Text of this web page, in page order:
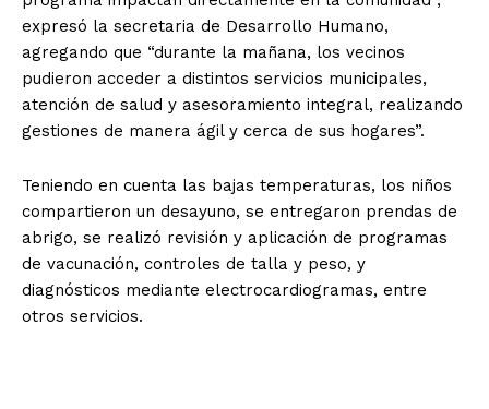
expresó la secretaria de Desarrollo Humano,
agregando que “durante la mañana, los vecinos
pudieron acceder a distintos servicios municipales,
atención de salud y asesoramiento integral, realizando
gestiones de manera ágil y cerca de sus hogares”.
Teniendo en cuenta las bajas temperaturas, los niños
compartieron un desayuno, se entregaron prendas de
abrigo, se realizó revisión y aplicación de programas
de vacunación, controles de talla y peso, y
diagnósticos mediante electrocardiogramas, entre
otros servicios.